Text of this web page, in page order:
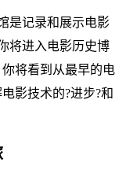
是记录和展示电影
将进入电影历史博
将看到从最早的电
影技术的?进步?和